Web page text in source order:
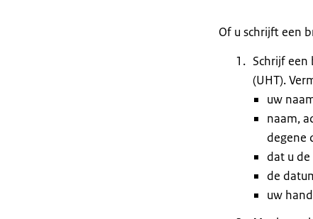
Of u schrijft een
Schrijf een
(UHT).
uw
naam,
degene
dat u
de
uw